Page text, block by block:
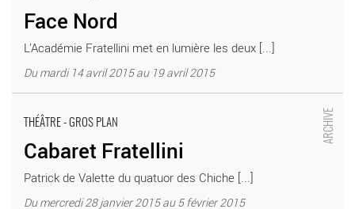
Face Nord
L’Académie Fratellini met en lumière les deux [...]
Du mardi 14 avril 2015 au 19 avril 2015
THÉÂTRE - GROS PLAN
Cabaret Fratellini
Patrick de Valette du quatuor des Chiche [...]
Du mercredi 28 janvier 2015 au 5 février 2015
Académie Fratellini